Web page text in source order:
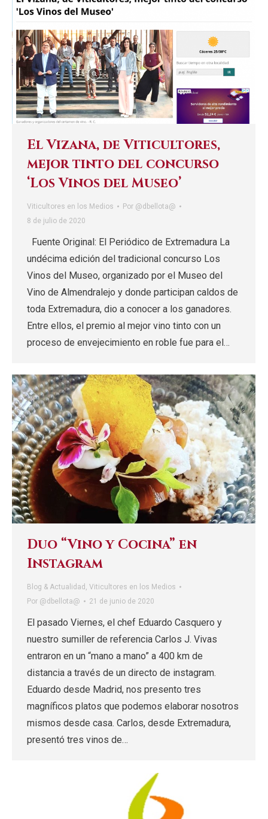
El Vizana, de Viticultores,
mejor tinto del concurso
‘Los Vinos del Museo’
Viticultores en los Medios Por @dbellota@
8 de julio de 2020
Fuente Original: El Periódico de Extremadura La
undécima edición del tradicional concurso Los
Vinos del Museo, organizado por el Museo del
Vino de Almendralejo y donde participan caldos de
toda Extremadura, dio a conocer a los ganadores.
Entre ellos, el premio al mejor vino tinto con un
proceso de envejecimiento en roble fue para el…
Duo “Vino y Cocina” en
Instagram
Blog & Actualidad , Viticultores en los Medios
Por @dbellota@ 21 de junio de 2020
El pasado Viernes, el chef Eduardo Casquero y
nuestro sumiller de referencia Carlos J. Vivas
entraron en un “mano a mano” a 400 km de
distancia a través de un directo de instagram.
Eduardo desde Madrid, nos presento tres
magníficos platos que podemos elaborar nosotros
mismos desde casa. Carlos, desde Extremadura,
presentó tres vinos de…